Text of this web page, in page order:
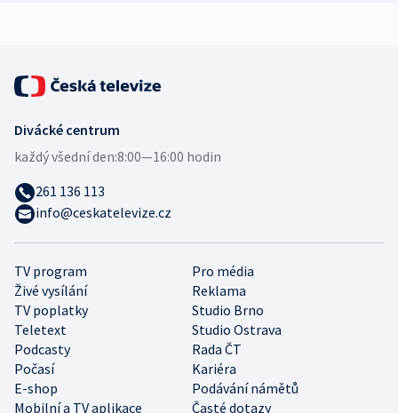
TV program
Pro média
Živé vysílání
Reklama
TV poplatky
Studio Brno
Teletext
Studio Ostrava
Podcasty
Rada ČT
Počasí
Kariéra
E-shop
Podávání námětů
Mobilní a TV aplikace
Časté dotazy
Divácké centrum
každý všední den:8:00—16:00 hodin
261 136 113
info@ceskatelevize.cz